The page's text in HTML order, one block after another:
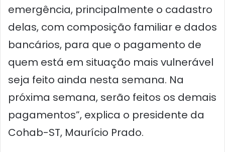
emergência, principalmente o cadastro
delas, com composição familiar e dados
bancários, para que o pagamento de
quem está em situação mais vulnerável
seja feito ainda nesta semana. Na
próxima semana, serão feitos os demais
pagamentos”, explica o presidente da
Cohab-ST, Maurício Prado.